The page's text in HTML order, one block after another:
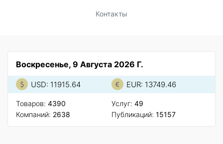
Контакты
Воскресенье, 9 Августа 2026 Г.
USD: 11915.64 EUR: 13749.46
Товаров: 4390
Компаний: 2638
Услуг: 49
Публикаций: 15157